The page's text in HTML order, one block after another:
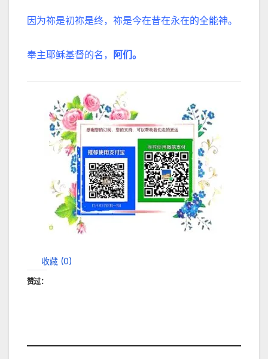
因为祢是初祢是终，祢是今在昔在永在的全能神。
奉主耶稣基督的名， 阿们。
收藏 (0)
赞过：